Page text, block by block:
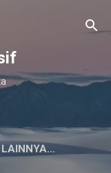
LAINNYA…